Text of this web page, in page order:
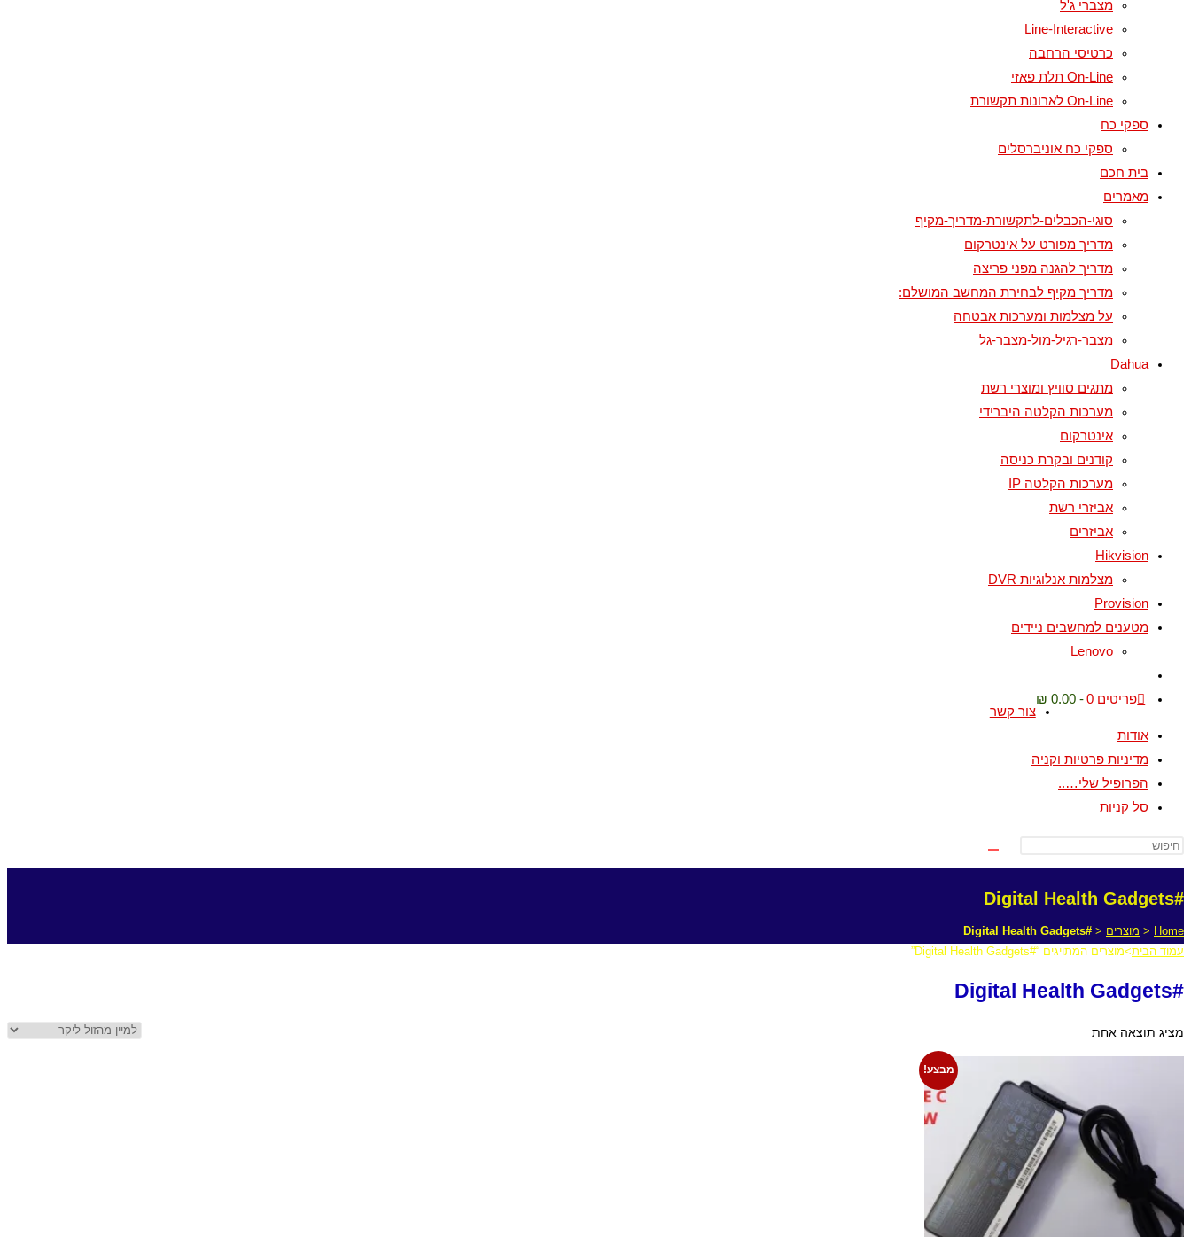
מצברי ג'ל
Line-Interactive
כרטיסי הרחבה
On-Line תלת פאזי
On-Line לארונות תקשורת
ספקי כח
ספקי כח אוניברסלים
בית חכם
מאמרים
סוגי-הכבלים-לתקשורת-מדריך-מקיף
מדריך מפורט על אינטרקום
מדריך להגנה מפני פריצה
מדריך מקיף לבחירת המחשב המושלם:
על מצלמות ומערכות אבטחה
מצבר-רגיל-מול-מצבר-גל
Dahua
מתגים סוויץ ומוצרי רשת
מערכות הקלטה היברידי
אינטרקום
קודנים ובקרת כניסה
מערכות הקלטה IP
אביזרי רשת
אביזרים
Hikvision
מצלמות אנלוגיות DVR
Provision
מטענים למחשבים ניידים
Lenovo
פריטים 0
0.00 ₪
צור קשר
אודות
מדיניות פרטיות וקניה
הפרופיל שלי…..
סל קניות
#Digital Health Gadgets
Home
< מוצרים <
#Digital Health Gadgets
עמוד הבית>מוצרים המתויגים “#Digital Health Gadgets”
#Digital Health Gadgets
מציג תוצאה אחת
מבצע!